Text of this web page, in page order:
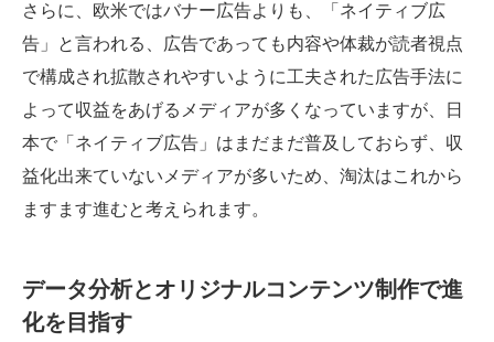
さらに、欧米ではバナー広告よりも、「ネイティブ広
告」と言われる、広告であっても内容や体裁が読者視点
で構成され拡散されやすいように工夫された広告手法に
よって収益をあげるメディアが多くなっていますが、日
本で「ネイティブ広告」はまだまだ普及しておらず、収
益化出来ていないメディアが多いため、淘汰はこれから
ますます進むと考えられます。
データ分析とオリジナルコンテンツ制作で進
化を目指す